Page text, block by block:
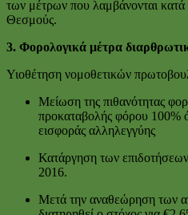
των μέτρων που λαμβάνονται κατά
Θεσμούς.
3. Φορολογικά μέτρα
Υιοθέτηση νομοθετικών
Μείωση της πιθανότητας
προκαταβολής φόρου 100%
εισφοράς αλληλεγγύης
Κατάργηση των επιδοτήσεων
2016.
Μετά την αναθεώρηση των